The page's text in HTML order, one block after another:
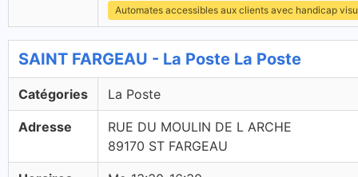
Automates accessibles aux clients avec handicap
SAINT FARGEAU - La Poste La Poste
Catégories La Poste
Adresse
RUE DU MOULIN DE L ARCHE
89170 ST FARGEAU